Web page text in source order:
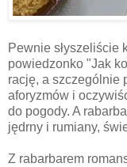
Pewnie słyszeliście
powiedzonko "Jak
rację, a szczególnie
aforyzmów i
do pogody. A
jędrny i rumiany,
Z rabarbarem